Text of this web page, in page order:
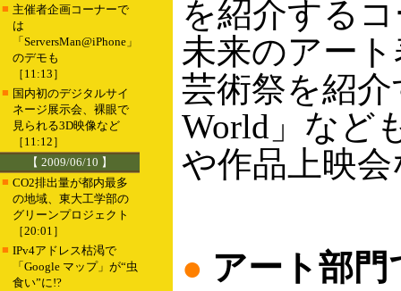
■ 主催者企画コーナーで
は
「ServersMan@iPhone」
のデモも
［11:13］
■ 国内初のデジタルサイ
ネージ展示会、裸眼で
見られる3D映像など
［11:12］
【 2009/06/10 】
■ CO2排出量が都内最多
の地域、東大工学部の
グリーンプロジェクト
［20:01］
■ IPv4アドレス枯渇で
「Google マップ」が“虫
食い”に!?
を紹介する
未来のアー
芸術祭を紹介
World」など
や作品上映
● アート部